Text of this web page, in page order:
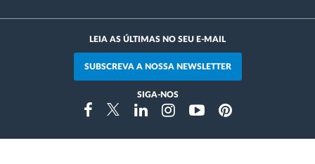
LEIA AS ÚLTIMAS NO SEU E-MAIL
SUBSCREVA A NOSSA NEWSLETTER
SIGA-NOS
FacebookTwitterLinkedinInstragramYoutubePinterest